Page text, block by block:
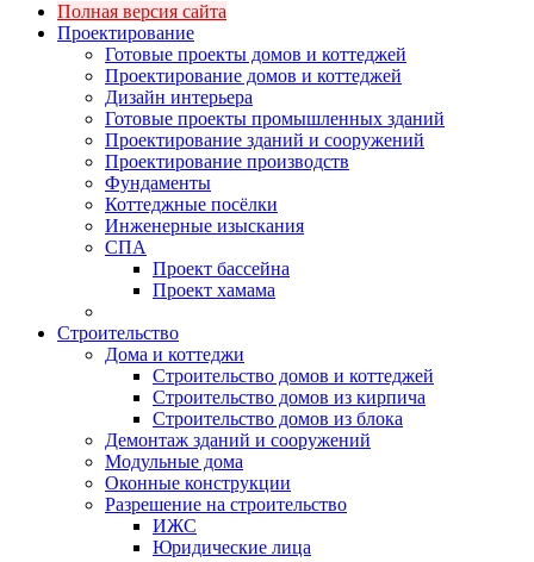
Полная версия сайта
Проектирование
Готовые проекты домов и коттеджей
Проектирование домов и коттеджей
Дизайн интерьера
Готовые проекты промышленных зданий
Проектирование зданий и сооружений
Проектирование производств
Фундаменты
Коттеджные посёлки
Инженерные изыскания
СПА
Проект бассейна
Проект хамама
Строительство
Дома и коттеджи
Строительство домов и коттеджей
Строительство домов из кирпича
Строительство домов из блока
Демонтаж зданий и сооружений
Модульные дома
Оконные конструкции
Разрешение на строительство
ИЖС
Юридические лица